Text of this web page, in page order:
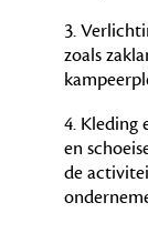
3.
zoals
4. Kleding
en
de